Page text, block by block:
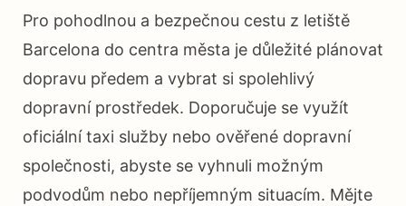
Pro pohodlnou a bezpečnou cestu z letiště
Barcelona do centra města je důležité plánovat
dopravu předem a vybrat si spolehlivý
dopravní prostředek. Doporučuje se využít
oficiální taxi služby nebo ověřené dopravní
společnosti, abyste se vyhnuli možným
podvodům nebo nepříjemným situacím. Mějte